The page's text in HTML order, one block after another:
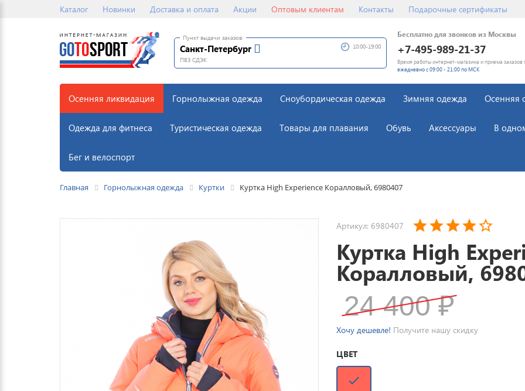
Каталог Новинки Доставка и оплата Акции Оптовым клиентам Контакты Подарочные сертификаты
Пункт выдачи заказов:
Санкт-Петербург
ПВЗ СДЭК
10:00-19:00
Бесплатно для звонков из Москвы
+7-495-989-21-37
Время работы интернет-магазина и приема заказов
ежедневно с 09:00 - 21:00 по МСК
Осенняя ликвидация Горнолыжная одежда Сноубордическая одежда Зимняя одежда Осенняя
Одежда для фитнеса Туристическая одежда Товары для плавания Обувь Аксессуары В
Бег и велоспорт
Главная Горнолыжная одежда Куртки Куртка High Experience Коралловый, 6980407
Артикул: 6980407
Куртка High
Коралловый,
24 400₽
Хочу дешевле! Получите нашу скидку
ЦВЕТ